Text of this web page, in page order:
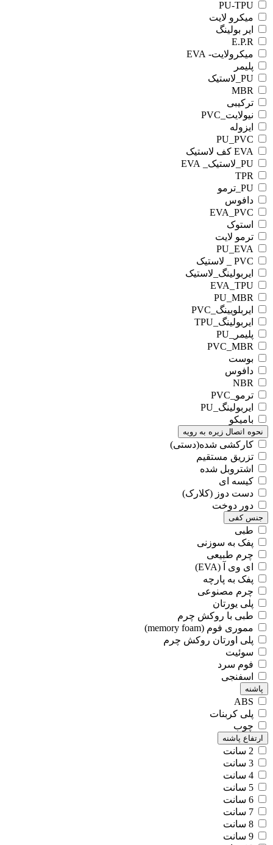
PU-TPU
میکرو لایت
ایر بولینگ
E.P.R
میکرولایت- EVA
پلیمر
PU_لاستیک
MBR
ترکیبی
نیولایت_PVC
ایزوله
PU_PVC
EVA کف لاستیک
PU_لاستیک_ EVA
TPR
PU_ترمو
دافوس
EVA_PVC
استوک
ترمو لایت
PU_EVA
PVC _ لاستیک
ایربولینگ_لاستیک
EVA_TPU
PU_MBR
ایربلویینگ_PVC
ایربولینگ_TPU
پلیمر_PU
PVC_MBR
بوست
دافوس
NBR
ترمو_PVC
ایربولینگ_PU
بامیکو
نحوه اتصال زیره به رویه
کارکشی شده(دستی)
تزریق مستقیم
اشتروبل شده
کیسه ای
دست دوز (کلارک)
دور دوخت
جنس کفی
طبی
پفک به سوزنی
چرم طبیعی
ای وی آ (EVA)
پفک به پارچه
چرم مصنوعی
پلی یورتان
طبی با روکش چرم
مموری فوم (memory foam)
پلی اورتان روکش چرم
سوئیت
فوم سرد
اسفنجی
پاشنه
ABS
پلی کربنات
چوب
ارتفاع پاشنه
2 سانت
3 سانت
4 سانت
5 سانت
6 سانت
7 سانت
8 سانت
9 سانت